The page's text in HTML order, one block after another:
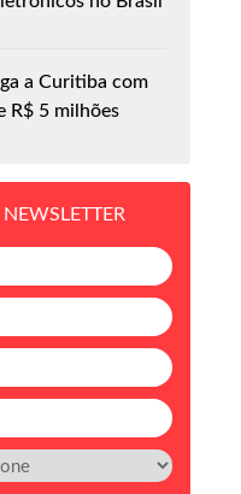
a Curitiba com
R$ 5 milhões